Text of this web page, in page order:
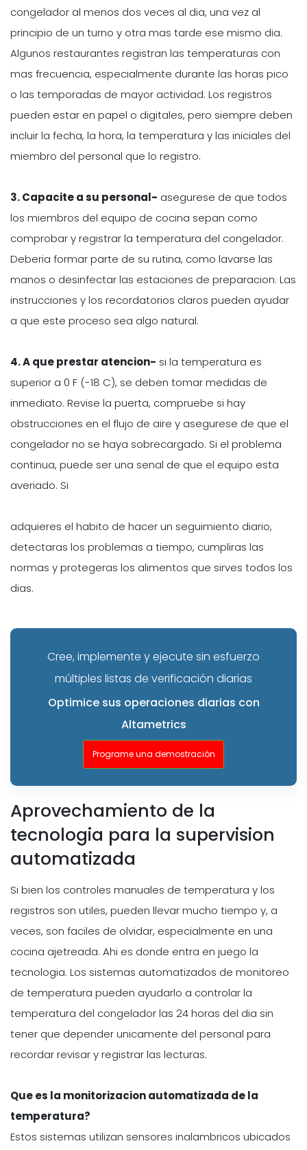
congelador al menos dos veces al dia, una vez al
principio de un turno y otra mas tarde ese mismo dia.
Algunos restaurantes registran las temperaturas con
mas frecuencia, especialmente durante las horas pico
o las temporadas de mayor actividad. Los registros
pueden estar en papel o digitales, pero siempre deben
incluir la fecha, la hora, la temperatura y las iniciales del
miembro del personal que lo registro.
3. Capacite a su personal- asegurese de que todos
los miembros del equipo de cocina sepan como
comprobar y registrar la temperatura del congelador.
Deberia formar parte de su rutina, como lavarse las
manos o desinfectar las estaciones de preparacion. Las
instrucciones y los recordatorios claros pueden ayudar
a que este proceso sea algo natural.
4. A que prestar atencion- si la temperatura es
superior a 0 F (-18 C), se deben tomar medidas de
inmediato. Revise la puerta, compruebe si hay
obstrucciones en el flujo de aire y asegurese de que el
congelador no se haya sobrecargado. Si el problema
continua, puede ser una senal de que el equipo esta
averiado. Si
adquieres el habito de hacer un seguimiento diario,
detectaras los problemas a tiempo, cumpliras las
normas y protegeras los alimentos que sirves todos los
dias.
Cree, implemente y ejecute sin esfuerzo
múltiples listas de verificación diarias
Optimice sus operaciones diarias con
Altametrics
Programe una demostración
Aprovechamiento de la
tecnologia para la supervision
automatizada
Si bien los controles manuales de temperatura y los
registros son utiles, pueden llevar mucho tiempo y, a
veces, son faciles de olvidar, especialmente en una
cocina ajetreada. Ahi es donde entra en juego la
tecnologia. Los sistemas automatizados de monitoreo
de temperatura pueden ayudarlo a controlar la
temperatura del congelador las 24 horas del dia sin
tener que depender unicamente del personal para
recordar revisar y registrar las lecturas.
Que es la monitorizacion automatizada de la
temperatura?
Estos sistemas utilizan sensores inalambricos ubicados